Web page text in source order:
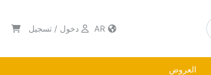
دخول / تسجيل
العروض